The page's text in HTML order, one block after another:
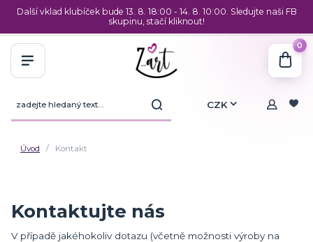
Další vklad klubíček bude 13. 8. 18:00 - 14. 8. 10:00. Sledujte naši FB
skupinu, stačí kliknout!
CZK
0
Úvod Kontakt
Kontaktujte nás
V případě jakéhokoliv dotazu (včetně možnosti výroby na